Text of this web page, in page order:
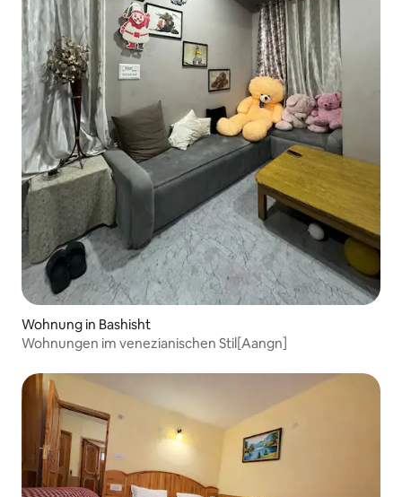
Wohnung in Bashisht
Wohnungen im venezianischen Stil[Aangn]